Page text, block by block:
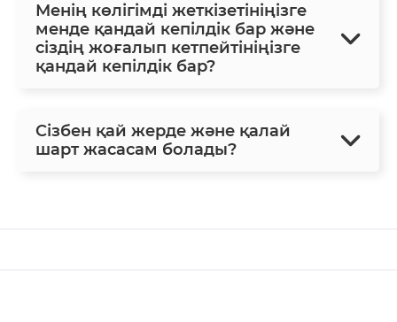
Менің көлігімді жеткізетініңізге
менде қандай кепілдік бар және
сіздің жоғалып кетпейтініңізге
қандай кепілдік бар?
Сізбен қай жерде және қалай
шарт жасасам болады?